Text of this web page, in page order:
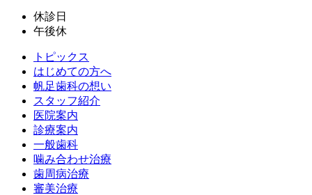
休診日
午後休
トピックス
はじめての方へ
帆足歯科の想い
スタッフ紹介
医院案内
診療案内
一般歯科
噛み合わせ治療
歯周病治療
審美治療